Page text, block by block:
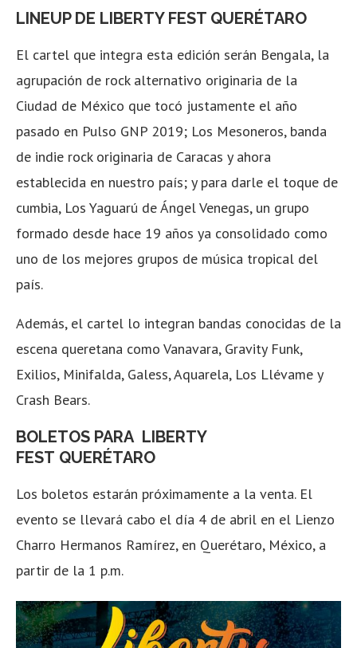
LINEUP DE LIBERTY FEST QUERÉTARO
El cartel que integra esta edición serán Bengala, la
agrupación de rock alternativo originaria de la
Ciudad de México que tocó justamente el año
pasado en Pulso GNP 2019; Los Mesoneros, banda
de indie rock originaria de Caracas y ahora
establecida en nuestro país; y para darle el toque de
cumbia, Los Yaguarú de Ángel Venegas, un grupo
formado desde hace 19 años ya consolidado como
uno de los mejores grupos de música tropical del
país.
Además, el cartel lo integran bandas conocidas de la
escena queretana como Vanavara, Gravity Funk,
Exilios, Minifalda, Galess, Aquarela, Los Llévame y
Crash Bears.
BOLETOS PARA LIBERTY
FEST QUERÉTARO
Los boletos estarán próximamente a la venta. El
evento se llevará cabo el día 4 de abril en el Lienzo
Charro Hermanos Ramírez, en Querétaro, México, a
partir de la 1 p.m.